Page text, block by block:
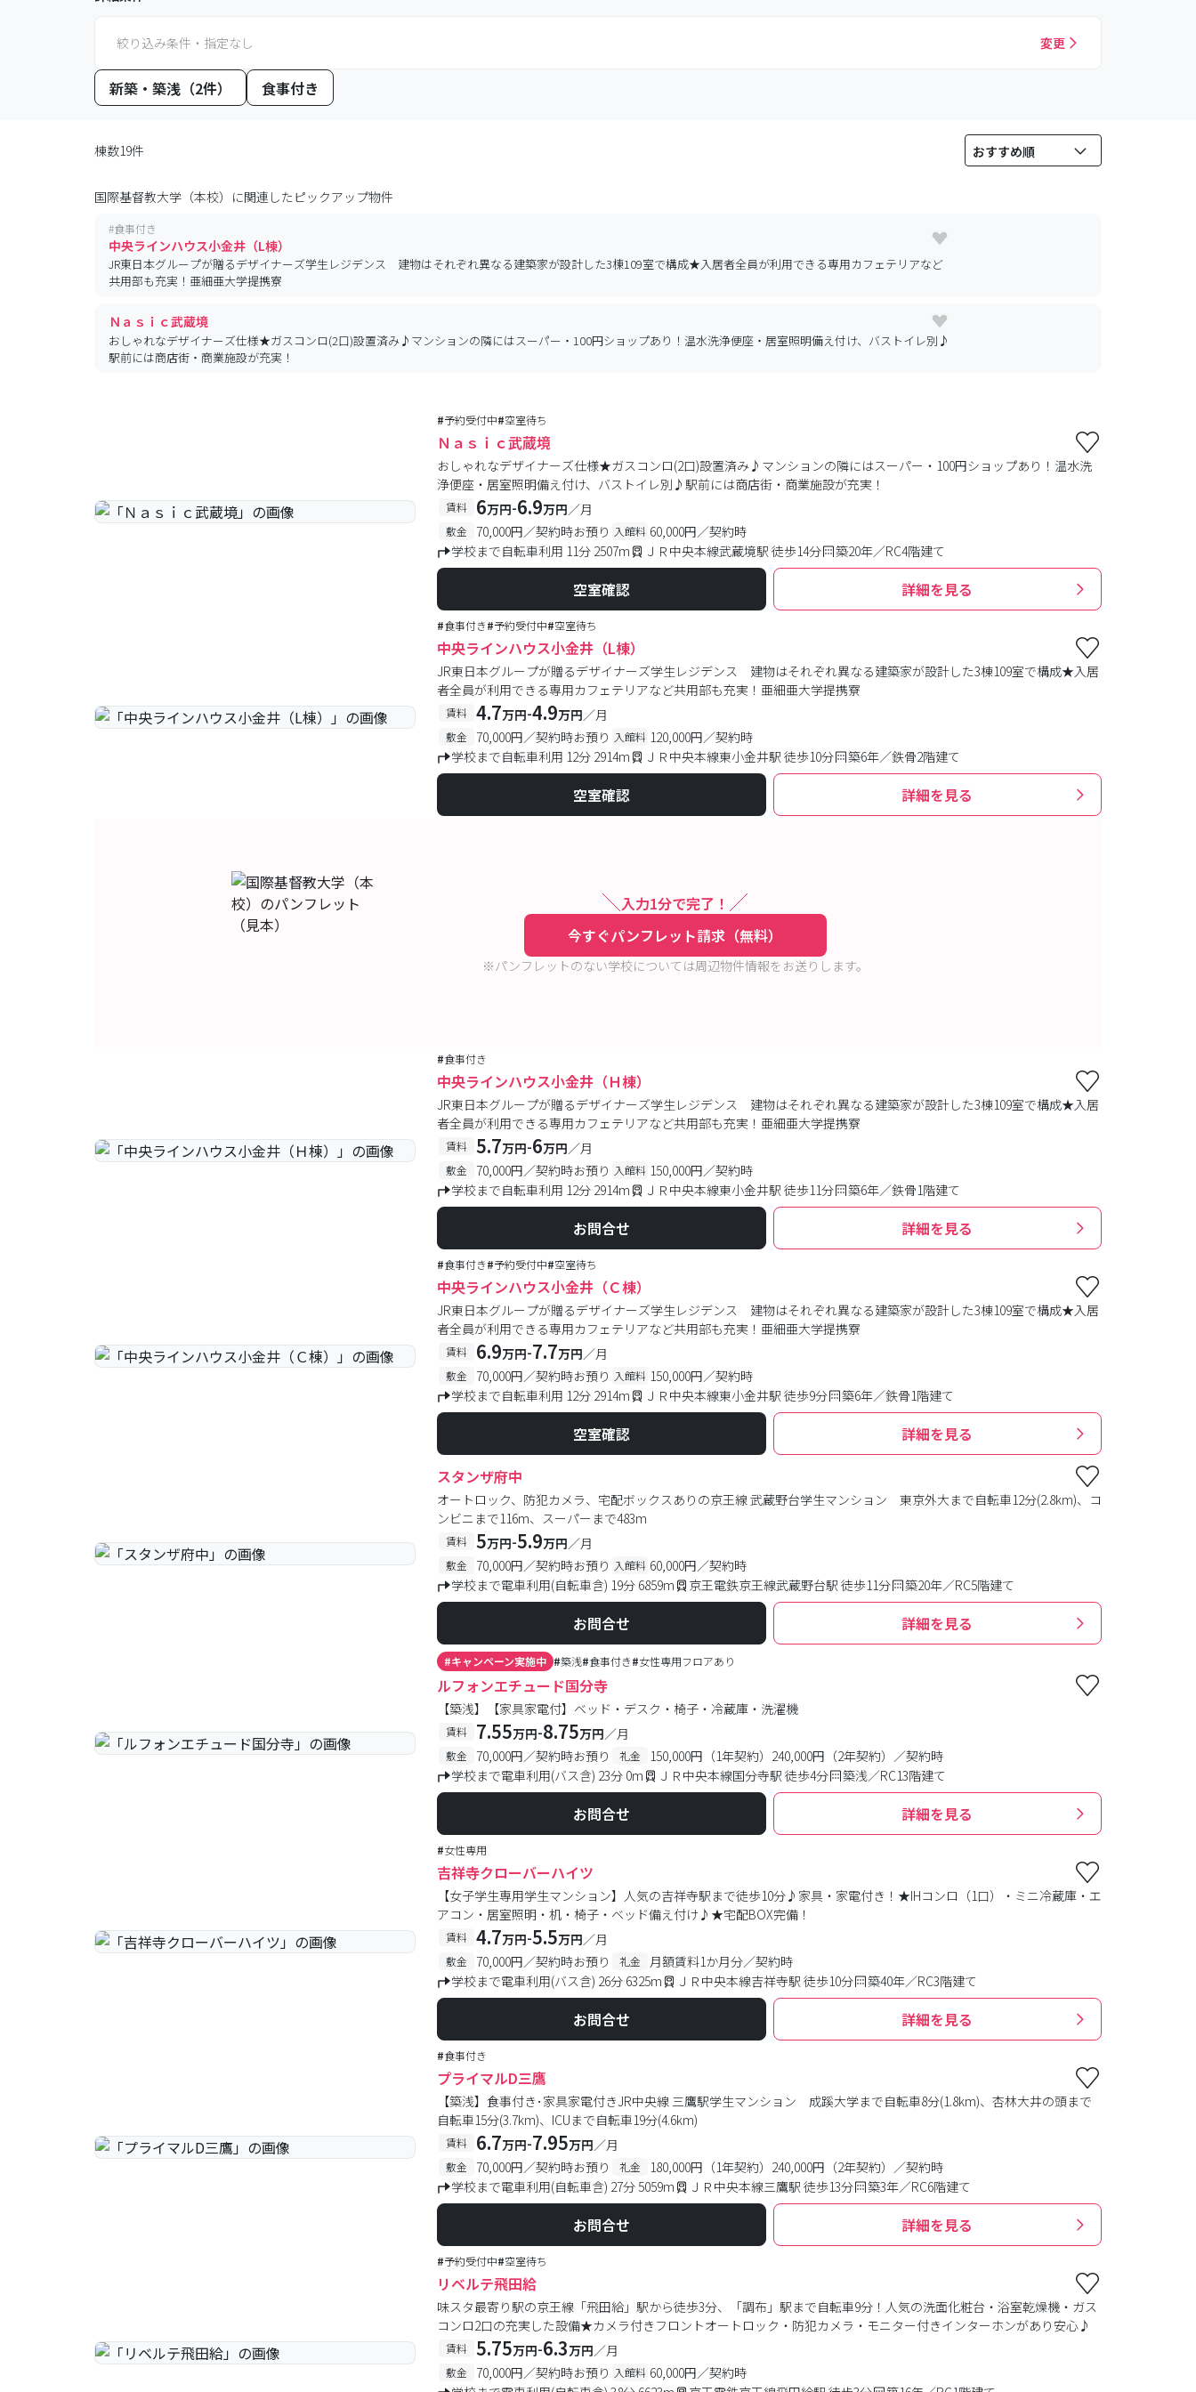
絞り込み条件・指定なし 変更
新築・築浅（2件） 食事付き
棟数19件
国際基督教大学（本校） に関連したピックアップ物件
#食事付き
中央ラインハウス小金井（L棟）
JR東日本グループが贈るデザイナーズ学生レジデンス 建物はそれぞれ異なる建築家が設計した3棟109室で構成★入居者全員が利用できる専用カフェテリアなど
共用部も充実！亜細亜大学提携寮
Ｎａｓｉｃ武蔵境
おしゃれなデザイナーズ仕様★ガスコンロ(2口)設置済み♪マンションの隣にはスーパー・100円ショップあり！温水洗浄便座・居室照明備え付け、バストイレ別♪
駅前には商店街・商業施設が充実！
#予約受付中#空室待ち
Ｎａｓｉｃ武蔵境
おしゃれなデザイナーズ仕様★ガスコンロ(2口)設置済み♪マンションの隣にはスーパー・100円ショップあり！温水洗
浄便座・居室照明備え付け、バストイレ別♪駅前には商店街・商業施設が充実！
賃料 6万円-6.9万円／月
敷金 70,000円／契約時お預り 入館料 60,000円／契約時
学校まで自転車利用 11分 2507m
ＪＲ中央本線武蔵境駅 徒歩14分 築20年／RC4階建て
空室確認 詳細を見る
#食事付き#予約受付中#空室待ち
中央ラインハウス小金井（L棟）
JR東日本グループが贈るデザイナーズ学生レジデンス 建物はそれぞれ異なる建築家が設計した3棟109室で構成★入居
者全員が利用できる専用カフェテリアなど共用部も充実！亜細亜大学提携寮
賃料 4.7万円-4.9万円／月
敷金 70,000円／契約時お預り 入館料 120,000円／契約時
学校まで自転車利用 12分 2914m
ＪＲ中央本線東小金井駅 徒歩10分 築6年／鉄骨2階建て
空室確認 詳細を見る
入力1分で完了！
今すぐパンフレット請求（無料）
※パンフレットのない学校については周辺物件情報をお送りします。
#食事付き
中央ラインハウス小金井（Ｈ棟）
JR東日本グループが贈るデザイナーズ学生レジデンス 建物はそれぞれ異なる建築家が設計した3棟109室で構成★入居
者全員が利用できる専用カフェテリアなど共用部も充実！亜細亜大学提携寮
賃料 5.7万円-6万円／月
敷金 70,000円／契約時お預り 入館料 150,000円／契約時
学校まで自転車利用 12分 2914m
ＪＲ中央本線東小金井駅 徒歩11分 築6年／鉄骨1階建て
お問合せ 詳細を見る
#食事付き#予約受付中#空室待ち
中央ラインハウス小金井（Ｃ棟）
JR東日本グループが贈るデザイナーズ学生レジデンス 建物はそれぞれ異なる建築家が設計した3棟109室で構成★入居
者全員が利用できる専用カフェテリアなど共用部も充実！亜細亜大学提携寮
賃料 6.9万円-7.7万円／月
敷金 70,000円／契約時お預り 入館料 150,000円／契約時
学校まで自転車利用 12分 2914m
ＪＲ中央本線東小金井駅 徒歩9分 築6年／鉄骨1階建て
空室確認
詳細を見る
スタンザ府中
オートロック、防犯カメラ、宅配ボックスありの京王線 武蔵野台学生マンション 東京外大まで自転車12分(2.8km)、コ
ンビニまで116m、スーパーまで483m
賃料 5万円-5.9万円／月
敷金 70,000円／契約時お預り 入館料 60,000円／契約時
学校まで電車利用(自転車含) 19分 6859m
京王電鉄京王線武蔵野台駅 徒歩11分 築20年／RC5階建て
お問合せ 詳細を見る
#キャンペーン実施中 #築浅#食事付き#女性専用フロアあり
ルフォンエチュード国分寺
【築浅】【家具家電付】ベッド・デスク・椅子・冷蔵庫・洗濯機
賃料 7.55万円-8.75万円／月
敷金 70,000円／契約時お預り 礼金
150,000円（1年契約）240,000円（2年契約）／契約時
学校まで電車利用(バス含) 23分 0m
ＪＲ中央本線国分寺駅 徒歩4分 築浅／RC13階建て
お問合せ 詳細を見る
#女性専用
吉祥寺クローバーハイツ
【女子学生専用学生マンション】人気の吉祥寺駅まで徒歩10分♪家具・家電付き！★IHコンロ（1口）・ミニ冷蔵庫・エ
アコン・居室照明・机・椅子・ベッド備え付け♪★宅配BOX完備！
賃料 4.7万円-5.5万円／月
敷金 70,000円／契約時お預り 礼金
月額賃料1か月分／契約時
学校まで電車利用(バス含) 26分 6325m
ＪＲ中央本線吉祥寺駅 徒歩10分 築40年／RC3階建て
お問合せ 詳細を見る
#食事付き
プライマルD三鷹
【築浅】食事付き･家具家電付きJR中央線 三鷹駅学生マンション 成蹊大学まで自転車8分(1.8km)、杏林大井の頭まで
自転車15分(3.7km)、ICUまで自転車19分(4.6km)
賃料 6.7万円-7.95万円／月
敷金 70,000円／契約時お預り 礼金
180,000円（1年契約）240,000円（2年契約）／契約時
学校まで電車利用(自転車含) 27分 5059m
ＪＲ中央本線三鷹駅 徒歩13分 築3年／RC6階建て
お問合せ 詳細を見る
#予約受付中#空室待ち
リベルテ飛田給
味スタ最寄り駅の京王線「飛田給」駅から徒歩3分、「調布」駅まで自転車9分！人気の洗面化粧台・浴室乾燥機・ガス
コンロ2口の充実した設備★カメラ付きフロントオートロック・防犯カメラ・モニター付きインターホンがあり安心♪
賃料 5.75万円-6.3万円／月
敷金 70,000円／契約時お預り 入館料 60,000円／契約時